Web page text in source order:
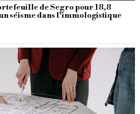
de Segro pour 18,8
séisme dans l’immologistique